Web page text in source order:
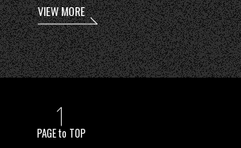
VIEW MORE
PAGE to TOP